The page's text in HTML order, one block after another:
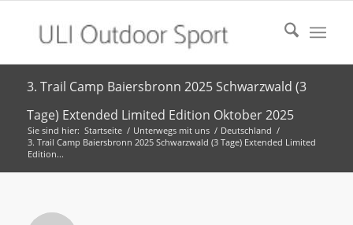
3. Trail Camp Baiersbronn 2025 Schwarzwald (3
Tage) Extended Limited Edition Oktober 2025
Sie sind hier: Startseite / Unterwegs mit uns / Deutschland /
3. Trail Camp Baiersbronn 2025 Schwarzwald (3 Tage) Extended Limited
Edition...